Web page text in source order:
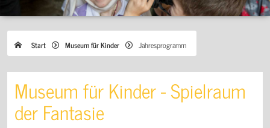
Start Museum für Kinder Jahresprogramm
Museum für Kinder - Spielraum
der Fantasie